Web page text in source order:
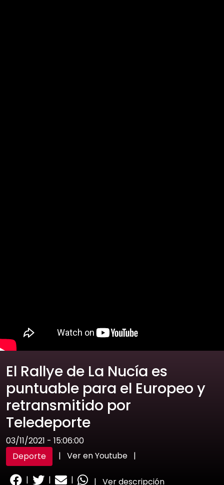
El Rallye de La Nucía es
puntuable para el Europeo y
retransmitido por
Teledeporte
03/11/2021 - 15:06:00
Deporte
| Ver en Youtube |
| | | | Ver descripción